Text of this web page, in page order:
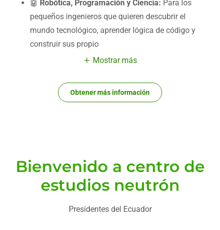
🤖 Robótica, Programación y Ciencia: Para los
pequeños ingenieros que quieren descubrir el
mundo tecnológico, aprender lógica de código y
construir sus propio
Mostrar más
Obtener más información
Bienvenido a centro de
estudios neutrón
Presidentes del Ecuador